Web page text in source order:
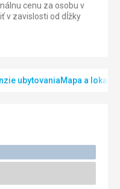
cenu za osobu v
v zavislosti od dĺžky
ubytovaniaMapa a lokalita